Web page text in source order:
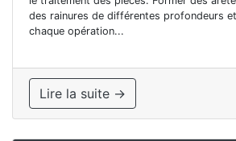
des rainures de différentes profondeurs
chaque opération...
Lire la suite →